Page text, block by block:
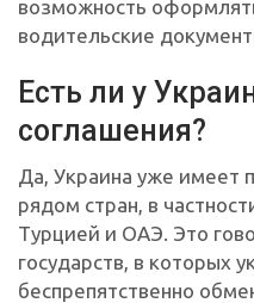
возможность
водительские
Есть ли у
соглашения?
Да, Украина уже имеет
рядом стран, в
Турцией и ОАЭ. Это
государств, в которых
беспрепятственно